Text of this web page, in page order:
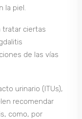
la piel.
tratar ciertas
de las vías
urinario (ITUs),
recomendar
como, por